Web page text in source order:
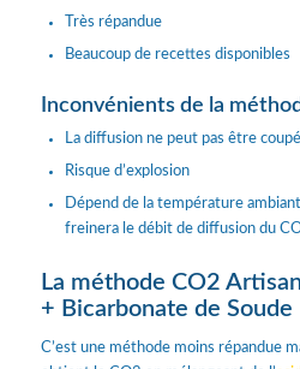
Très répandue
Beaucoup de recettes disponibles
Inconvénients de la
La diffusion ne peut pas être
Risque d’explosion
Dépend de la température
freinera le débit de diffusion du
La méthode CO2
+ Bicarbonate de Soude
C’est une méthode moins répandue